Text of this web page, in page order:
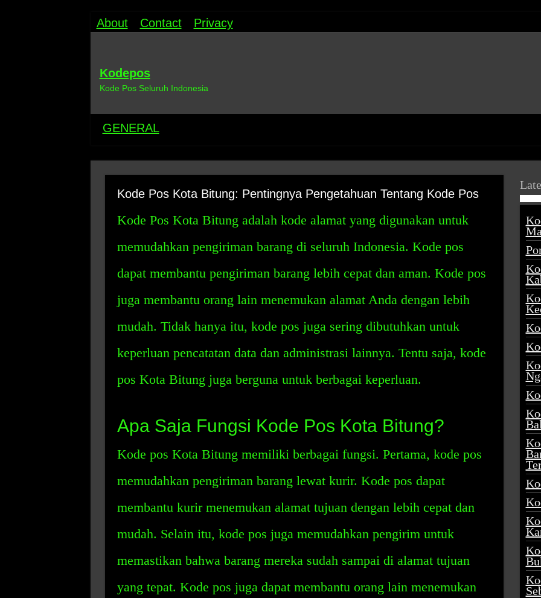
About Contact Privacy
Kodepos
Kode Pos Seluruh Indonesia
GENERAL
Kode Pos Kota Bitung: Pentingnya Pengetahuan Tentang Kode Pos
Kode Pos Kota Bitung adalah kode alamat yang digunakan untuk
memudahkan pengiriman barang di seluruh Indonesia. Kode pos
dapat membantu pengiriman barang lebih cepat dan aman. Kode pos
juga membantu orang lain menemukan alamat Anda dengan lebih
mudah. Tidak hanya itu, kode pos juga sering dibutuhkan untuk
keperluan pencatatan data dan administrasi lainnya. Tentu saja, kode
pos Kota Bitung juga berguna untuk berbagai keperluan.
Apa Saja Fungsi Kode Pos Kota Bitung?
Kode pos Kota Bitung memiliki berbagai fungsi. Pertama, kode pos
memudahkan pengiriman barang lewat kurir. Kode pos dapat
membantu kurir menemukan alamat tujuan dengan lebih cepat dan
mudah. Selain itu, kode pos juga memudahkan pengirim untuk
memastikan bahwa barang mereka sudah sampai di alamat tujuan
yang tepat. Kode pos juga dapat membantu orang lain menemukan